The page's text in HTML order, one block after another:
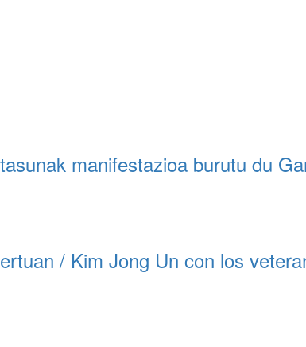
Un
manifestazioa burutu du
/ Kim Jong Un con los